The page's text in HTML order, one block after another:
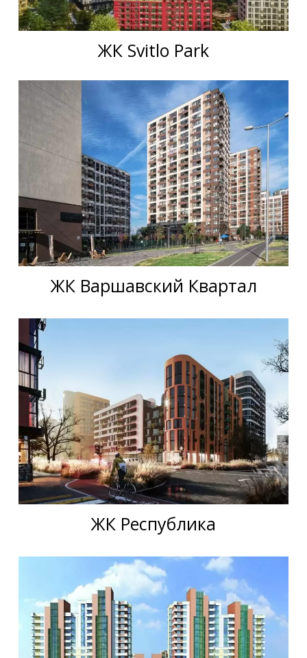
ЖК Svitlo Park
ЖК Варшавский Квартал
ЖК Республика